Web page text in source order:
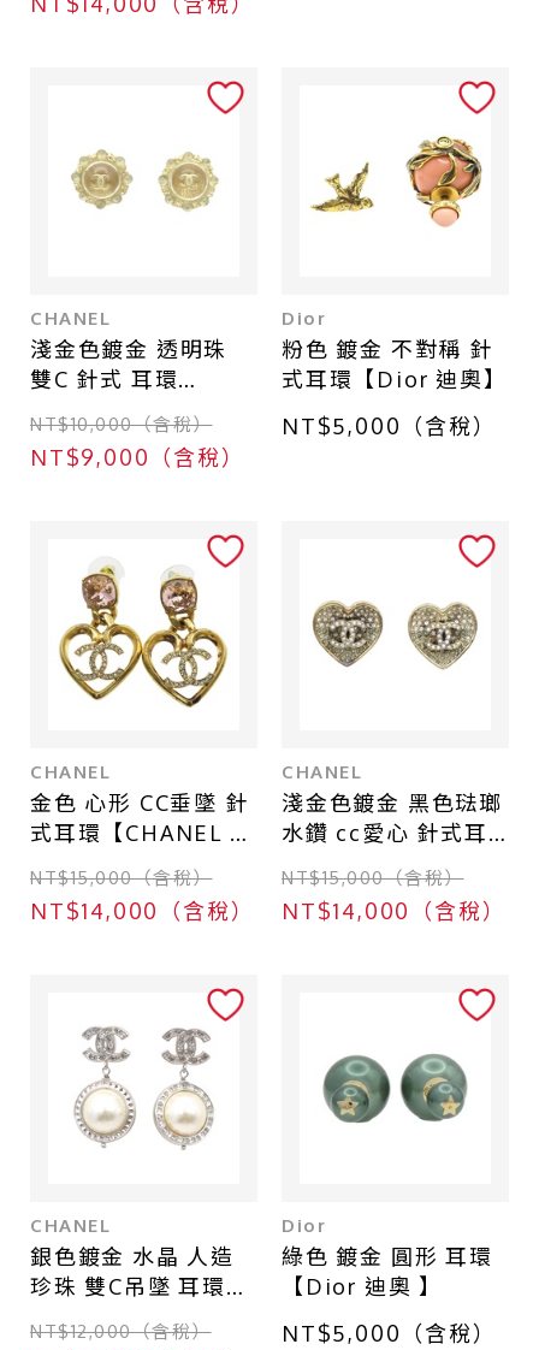
CHANEL
淺金色鍍金 透明珠
雙C 針式 耳環
【CHANEL 香奈兒】
NT$10,000（含稅）
NT$9,000（含稅）
Dior
粉色 鍍金 不對稱 針
式耳環【Dior 迪奧】
NT$5,000（含稅）
CHANEL
金色 心形 CC垂墜 針
式耳環【CHANEL 香
奈兒】 ABA100
NT$15,000（含稅）
NT$14,000（含稅）
CHANEL
淺金色鍍金 黑色琺瑯
水鑽 cc愛心 針式耳
環【CHANEL 香奈
兒】 ABA406
NT$15,000（含稅）
NT$14,000（含稅）
CHANEL
銀色鍍金 水晶 人造
珍珠 雙C吊墜 耳環
【CHANEL 香奈兒】
NT$12,000（含稅）
Dior
綠色 鍍金 圓形 耳環
【Dior 迪奧 】
NT$5,000（含稅）